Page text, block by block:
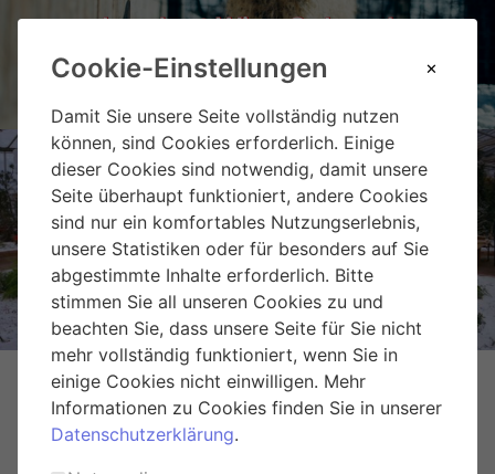
Cookie-Einstellungen
Damit Sie unsere Seite vollständig nutzen
können, sind Cookies erforderlich. Einige
dieser Cookies sind notwendig, damit unsere
Seite überhaupt funktioniert, andere Cookies
sind nur ein komfortables Nutzungserlebnis,
unsere Statistiken oder für besonders auf Sie
abgestimmte Inhalte erforderlich. Bitte
stimmen Sie all unseren Cookies zu und
beachten Sie, dass unsere Seite für Sie nicht
mehr vollständig funktioniert, wenn Sie in
einige Cookies nicht einwilligen. Mehr
Informationen zu Cookies finden Sie in unserer
Datenschutzerklärung.
Landgut Wien Cobenzl
Weihnachtsmarkt Hirschstetten